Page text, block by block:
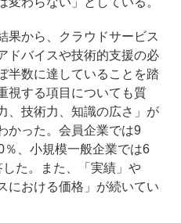
から、クラウドサービス
ドバイスや技術的支援の必
半数に達していることを踏
視する項目についても質
、技術力、知識の広さ」が
かった。会員企業では9
、小規模一般企業では6
た。また、「実績」や
における価格」が続いてい